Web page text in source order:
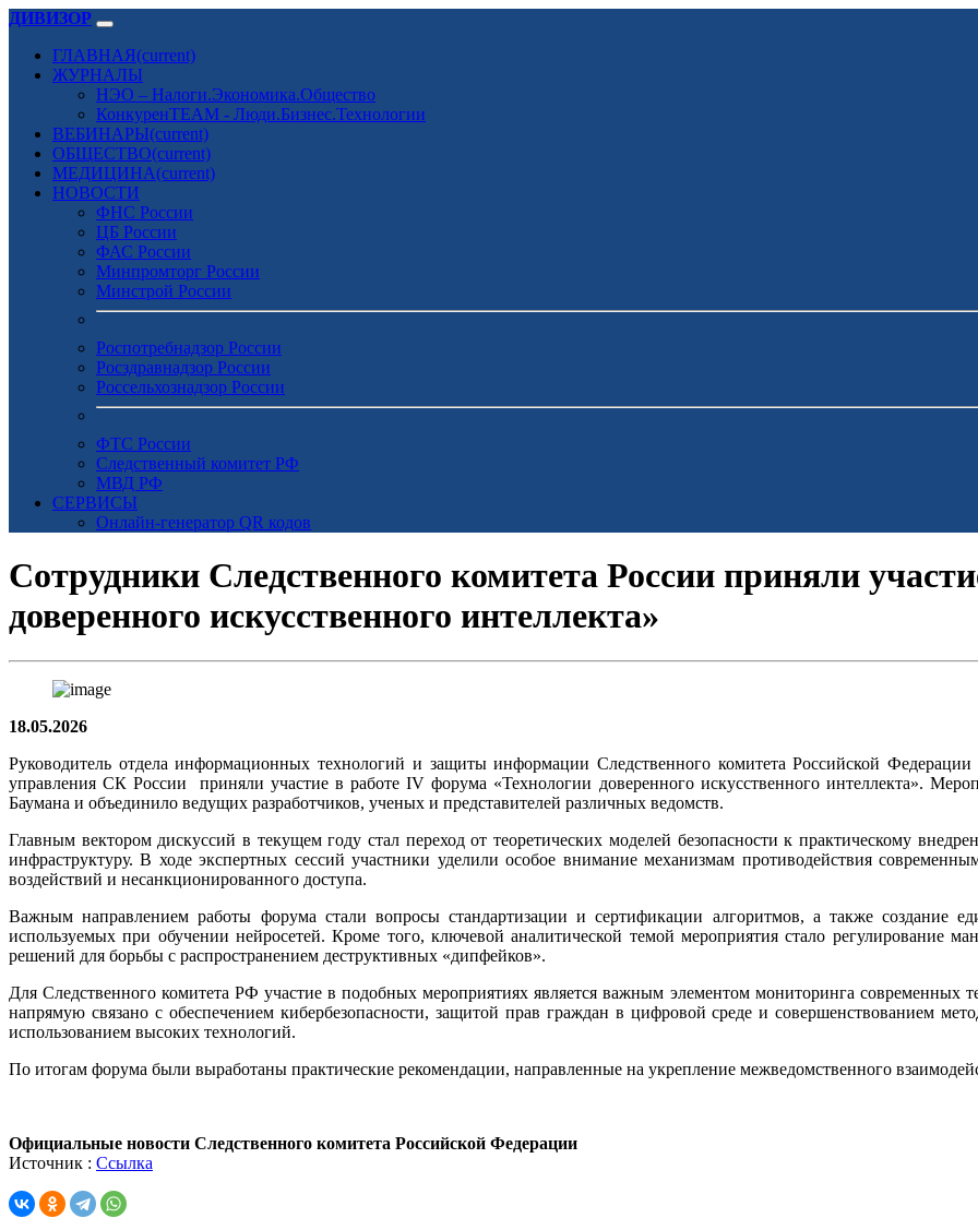
ДИВИЗОР
ГЛАВНАЯ(current)
ЖУРНАЛЫ
НЭО – Налоги.Экономика.Общество
КонкуренTEAM - Люди.Бизнес.Технологии
ВЕБИНАРЫ(current)
ОБЩЕСТВО(current)
МЕДИЦИНА(current)
НОВОСТИ
ФНС России
ЦБ России
ФАС России
Минпромторг России
Минстрой России
Роспотребнадзор России
Росздравнадзор России
Россельхознадзор России
ФТС России
Следственный комитет РФ
МВД РФ
СЕРВИСЫ
Онлайн-генератор QR кодов
Сотрудники Следственного комитета России приняли
доверенного искусственного интеллекта»
18.05.2026
Руководитель отдела информационных технологий и защиты информации Следственного комитета Российской
управления СК России приняли участие в работе IV форума «Технологии доверенного искусственного интеллекта».
Баумана и объединило ведущих разработчиков, ученых и представителей различных ведомств.
Главным вектором дискуссий в текущем году стал переход от теоретических моделей безопасности к практическому
инфраструктуру. В ходе экспертных сессий участники уделили особое внимание механизмам противодействия
воздействий и несанкционированного доступа.
Важным направлением работы форума стали вопросы стандартизации и сертификации алгоритмов, а также создание
используемых при обучении нейросетей. Кроме того, ключевой аналитической темой мероприятия стало регулирование
решений для борьбы с распространением деструктивных «дипфейков».
Для Следственного комитета РФ участие в подобных мероприятиях является важным элементом мониторинга современных
напрямую связано с обеспечением кибербезопасности, защитой прав граждан в цифровой среде и совершенствованием
использованием высоких технологий.
По итогам форума были выработаны практические рекомендации, направленные на укрепление межведомственного
Официальные новости Следственного комитета Российской Федерации
Источник : Ссылка